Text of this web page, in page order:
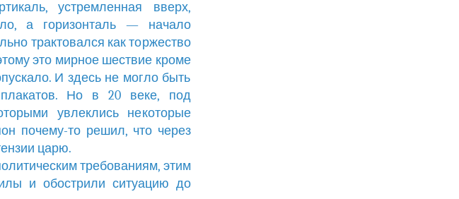
устремленная вверх,
а горизонталь — начало
трактовался как торжество
это мирное шествие кроме
И здесь не могло быть
плакатов. Но в 20 веке, под
увлеклись некоторые
почему-то решил, что через
царю.
требованиям, этим
и обострили ситуацию до